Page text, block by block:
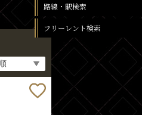
路線・駅検索
フリーレント検索